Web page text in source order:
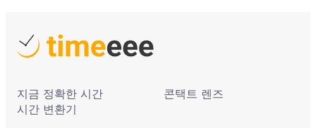
지금 정확한 시간
시간 변환기
콘택트 렌즈